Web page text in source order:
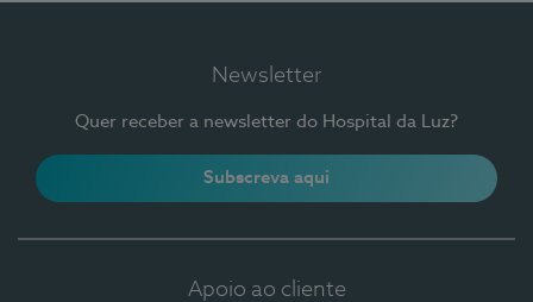
Newsletter
Quer receber a newsletter do Hospital da Luz?
Subscreva aqui
Apoio ao cliente